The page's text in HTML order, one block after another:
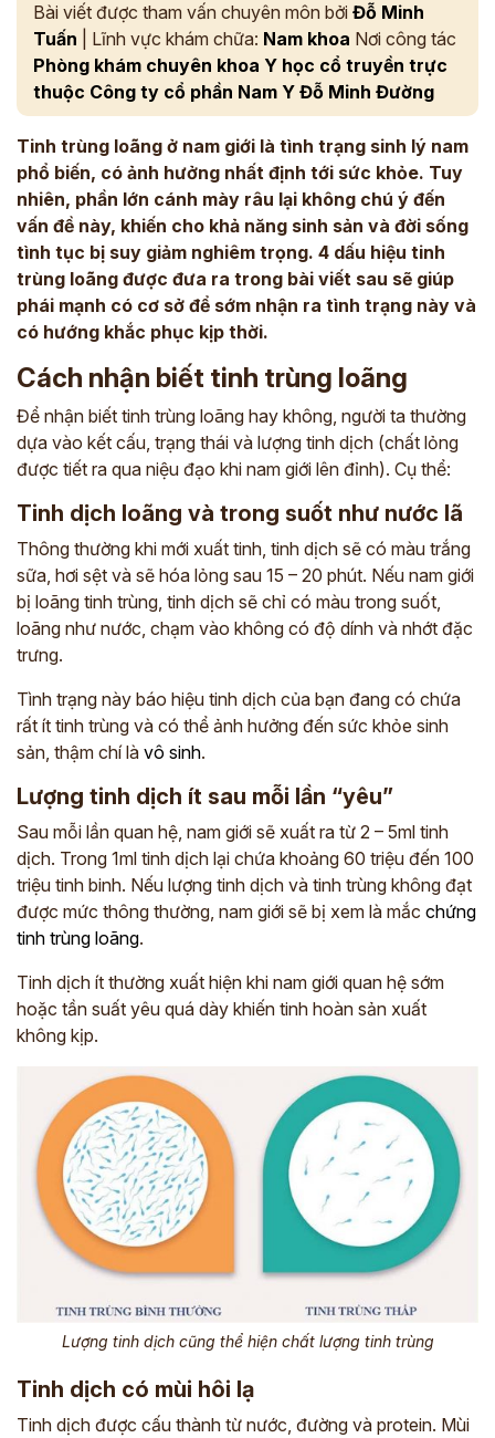
Bài viết được tham vấn chuyên môn bởi Đỗ Minh
Tuấn | Lĩnh vực khám chữa: Nam khoa Nơi công tác
Phòng khám chuyên khoa Y học cổ truyền trực
thuộc Công ty cổ phần Nam Y Đỗ Minh Đường
Tinh trùng loãng ở nam giới là tình trạng sinh lý nam
phổ biến, có ảnh hưởng nhất định tới sức khỏe. Tuy
nhiên, phần lớn cánh mày râu lại không chú ý đến
vấn đề này, khiến cho khả năng sinh sản và đời sống
tình tục bị suy giảm nghiêm trọng. 4 dấu hiệu tinh
trùng loãng được đưa ra trong bài viết sau sẽ giúp
phái mạnh có cơ sở để sớm nhận ra tình trạng này và
có hướng khắc phục kịp thời.
Cách nhận biết tinh trùng loãng
Để nhận biết tinh trùng loãng hay không, người ta thường
dựa vào kết cấu, trạng thái và lượng tinh dịch (chất lỏng
được tiết ra qua niệu đạo khi nam giới lên đỉnh). Cụ thể:
Tinh dịch loãng và trong suốt như nước lã
Thông thường khi mới xuất tinh, tinh dịch sẽ có màu trắng
sữa, hơi sệt và sẽ hóa lỏng sau 15 – 20 phút. Nếu nam giới
bị loãng tinh trùng, tinh dịch sẽ chỉ có màu trong suốt,
loãng như nước, chạm vào không có độ dính và nhớt đặc
trưng.
Tình trạng này báo hiệu tinh dịch của bạn đang có chứa
rất ít tinh trùng và có thể ảnh hưởng đến sức khỏe sinh
sản, thậm chí là vô sinh.
Lượng tinh dịch ít sau mỗi lần “yêu”
Sau mỗi lần quan hệ, nam giới sẽ xuất ra từ 2 – 5ml tinh
dịch. Trong 1ml tinh dịch lại chứa khoảng 60 triệu đến 100
triệu tinh binh. Nếu lượng tinh dịch và tinh trùng không đạt
được mức thông thường, nam giới sẽ bị xem là mắc chứng
tinh trùng loãng.
Tinh dịch ít thường xuất hiện khi nam giới quan hệ sớm
hoặc tần suất yêu quá dày khiến tinh hoàn sản xuất
không kịp.
Lượng tinh dịch cũng thể hiện chất lượng tinh trùng
Tinh dịch có mùi hôi lạ
Tinh dịch được cấu thành từ nước, đường và protein. Mùi